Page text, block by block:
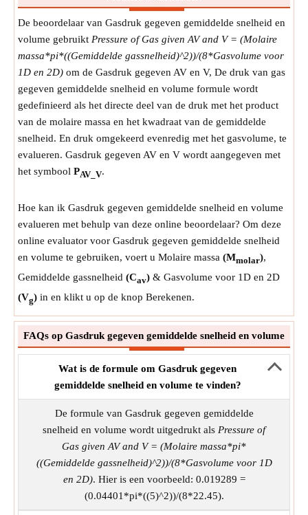
De beoordelaar van Gasdruk gegeven gemiddelde snelheid en
volume gebruikt Pressure of Gas given AV and V = (Molaire
massa*pi*((Gemiddelde gassnelheid)^2))/(8*Gasvolume voor
1D en 2D) om de Gasdruk gegeven AV en V, De druk van gas
gegeven gemiddelde snelheid en volume formule wordt
gedefinieerd als het directe deel van de druk met het product
van de molaire massa en het kwadraat van de gemiddelde
snelheid. En druk omgekeerd evenredig met het gasvolume, te
evalueren. Gasdruk gegeven AV en V wordt aangegeven met
het symbool PAV_V.
Hoe kan ik Gasdruk gegeven gemiddelde snelheid en volume
evalueren met behulp van deze online beoordelaar? Om deze
online evaluator voor Gasdruk gegeven gemiddelde snelheid
en volume te gebruiken, voert u Molaire massa (Mmolar),
Gemiddelde gassnelheid (Cav) & Gasvolume voor 1D en 2D
(Vg) in en klikt u op de knop Berekenen.
FAQs op Gasdruk gegeven gemiddelde snelheid en volume
Wat is de formule om Gasdruk gegeven
gemiddelde snelheid en volume te vinden?
De formule van Gasdruk gegeven gemiddelde
snelheid en volume wordt uitgedrukt als Pressure of
Gas given AV and V = (Molaire massa*pi*
((Gemiddelde gassnelheid)^2))/(8*Gasvolume voor 1D
en 2D). Hier is een voorbeeld: 0.019289 =
(0.04401*pi*((5)^2))/(8*22.45).